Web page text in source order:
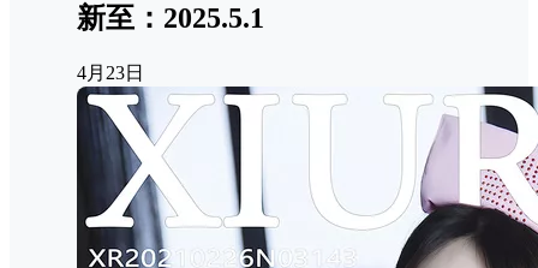
新至：2025.5.1
4月23日